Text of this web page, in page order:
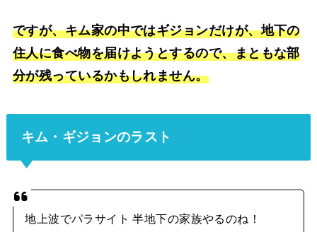
ですが、キム家の中ではギジョンだけが、地下の
住人に食べ物を届けようとするので、まともな部
分が残っているかもしれません。
キム・ギジョンのラスト
地上波でパラサイト 半地下の家族やるのね！